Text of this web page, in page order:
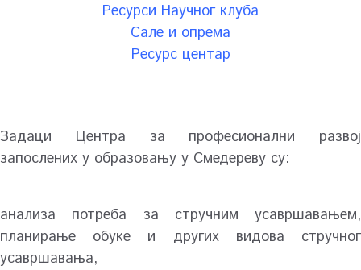
Ресурси Научног клуба
Сале и опрема
Ресурс центар
Задаци Центра за професионални развој
запослених у образовању у Смедереву су:
анализа потреба за стручним усавршавањем,
планирање обуке и других видова стручног
усавршавања,